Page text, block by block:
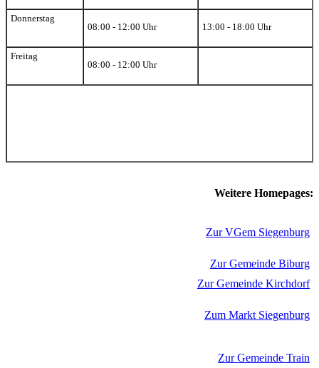
Donnerstag
08:00 - 12:00 Uhr
13:00 - 18:00 Uhr
Freitag
08:00 - 12:00 Uhr
Weitere Homepages:
Zur VGem Siegenburg
Zur Gemeinde Biburg
Zur Gemeinde Kirchdorf
Zum Markt Siegenburg
Zur Gemeinde Train